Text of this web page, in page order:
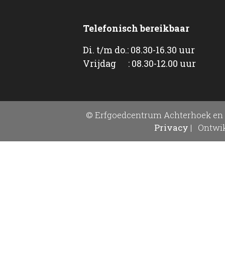
Telefonisch bereikbaar
Di. t/m do.: 08.30-16.30 uur
Vrijdag : 08.30-12.00 uur
© Erfgoedcentrum Achterhoek en
Privacy |